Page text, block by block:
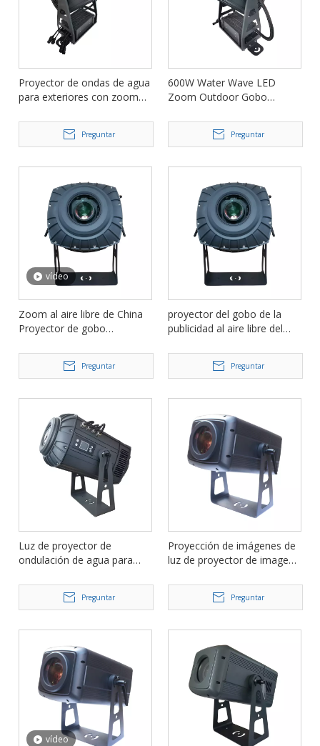
Proyector de ondas de agua
para exteriores con zoom
construcción de paredes FD-
Preguntar
600W Water Wave LED
Zoom Outdoor Gobo
Navidad FD-IM600Z
Preguntar
vídeo
Zoom al aire libre de China
Proyector de gobo
Proyección de imagen FD-
Preguntar
proyector del gobo de la
publicidad al aire libre del
IM300Z del proyector del
Preguntar
Luz de proyector de
ondulación de agua para
300 W FD-WD300Z
Preguntar
Proyección de imágenes de
luz de proyector de imagen
de 200 W para construir FD-
Preguntar
vídeo